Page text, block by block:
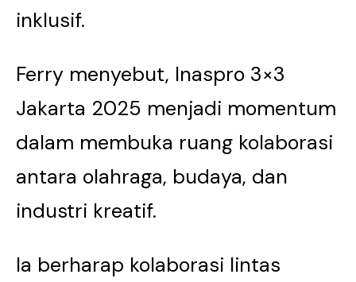
inklusif.
Ferry menyebut, Inaspro 3×3
Jakarta 2025 menjadi momentum
dalam membuka ruang kolaborasi
antara olahraga, budaya, dan
industri kreatif.
Ia berharap kolaborasi lintas